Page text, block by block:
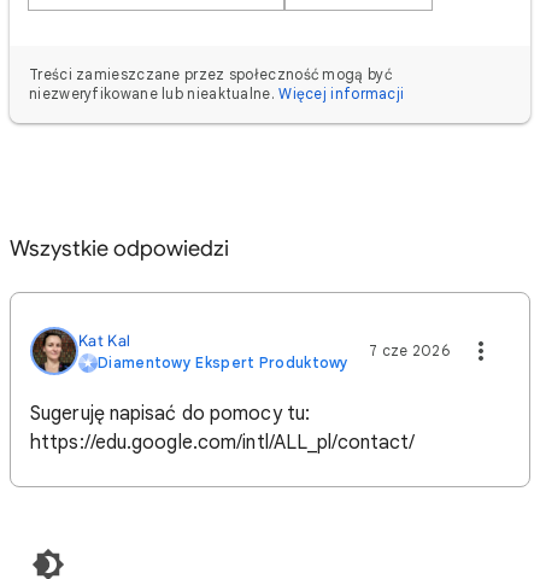
Treści zamieszczane przez społeczność mogą być
niezweryfikowane lub nieaktualne. Więcej informacji
Wszystkie odpowiedzi
Kat Kal
Diamentowy Ekspert Produktowy
7 cze 2026
Sugeruję napisać do pomocy tu:
https://edu.google.com/intl/ALL_pl/contact/